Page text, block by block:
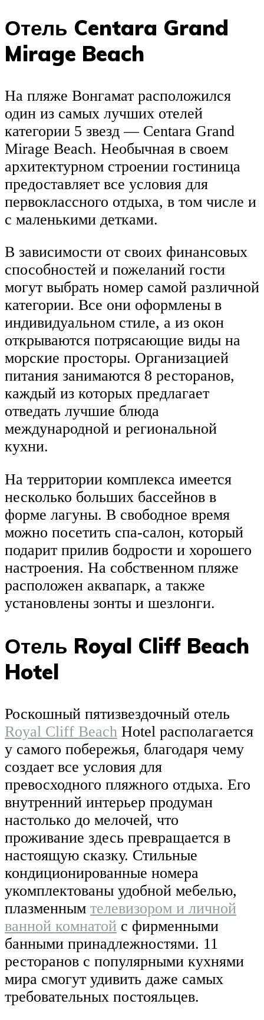
Отель Centara Grand
Mirage Beach
На пляже Вонгамат расположился
один из самых лучших отелей
категории 5 звезд — Centara Grand
Mirage Beach. Необычная в своем
архитектурном строении гостиница
предоставляет все условия для
первоклассного отдыха, в том числе и
с маленькими детками.
В зависимости от своих финансовых
способностей и пожеланий гости
могут выбрать номер самой различной
категории. Все они оформлены в
индивидуальном стиле, а из окон
открываются потрясающие виды на
морские просторы. Организацией
питания занимаются 8 ресторанов,
каждый из которых предлагает
отведать лучшие блюда
международной и региональной
кухни.
На территории комплекса имеется
несколько больших бассейнов в
форме лагуны. В свободное время
можно посетить спа-салон, который
подарит прилив бодрости и хорошего
настроения. На собственном пляже
расположен аквапарк, а также
установлены зонты и шезлонги.
Отель Royal Cliff Beach
Hotel
Роскошный пятизвездочный отель
Royal Cliff Beach Hotel располагается
у самого побережья, благодаря чему
создает все условия для
превосходного пляжного отдыха. Его
внутренний интерьер продуман
настолько до мелочей, что
проживание здесь превращается в
настоящую сказку. Стильные
кондиционированные номера
укомплектованы удобной мебелью,
плазменным телевизором и личной
ванной комнатой с фирменными
банными принадлежностями. 11
ресторанов с популярными кухнями
мира смогут удивить даже самых
требовательных постояльцев.